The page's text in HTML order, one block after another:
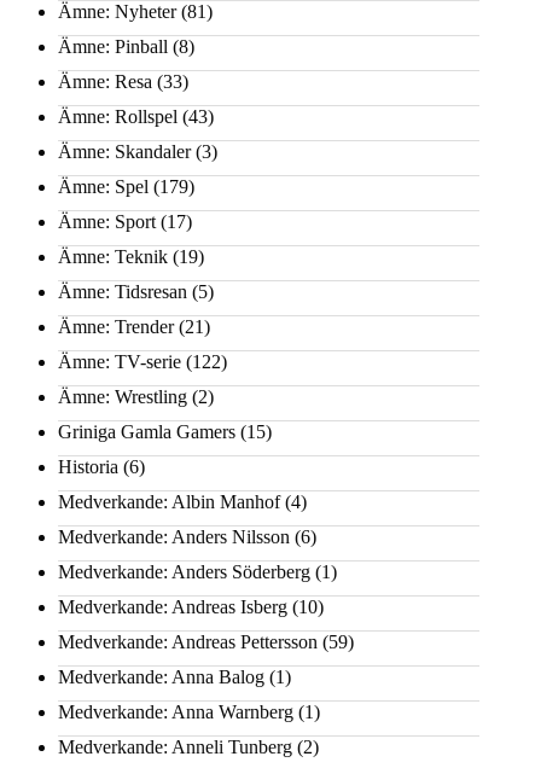
Ämne: Nyheter(81)
Ämne: Pinball (8)
Ämne: Resa (33)
Ämne: Rollspel (43)
Ämne: Skandaler(3)
Ämne: Spel (179)
Ämne: Sport (17)
Ämne: Teknik (19)
Ämne: Tidsresan (5)
Ämne: Trender(21)
Ämne: TV-serie (122)
Ämne: Wrestling (2)
Griniga Gamla Gamers (15)
Historia (6)
Medverkande: Albin Manhof(4)
Medverkande: Anders Nilsson (6)
Medverkande: Anders Söderberg (1)
Medverkande: Andreas Isberg (10)
Medverkande: Andreas Pettersson (59)
Medverkande: Anna Balog (1)
Medverkande: Anna Warnberg (1)
Medverkande: Anneli Tunberg (2)